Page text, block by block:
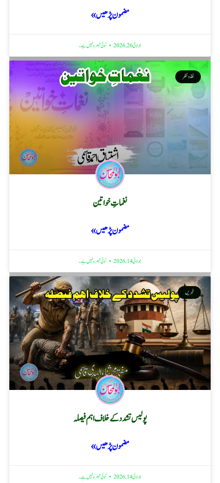
مضمون پڑھیں »
جولائی 26, 2026 کوئی تبصرہ نہیں ہے۔
نقد ونظر
نغماتِ خواتین
مضمون پڑھیں »
جولائی 14, 2026 کوئی تبصرہ نہیں ہے۔
خبریں
پولیس تشدد کے خلاف اہم فیصلہ
مضمون پڑھیں »
جولائی 14, 2026 کوئی تبصرہ نہیں ہے۔